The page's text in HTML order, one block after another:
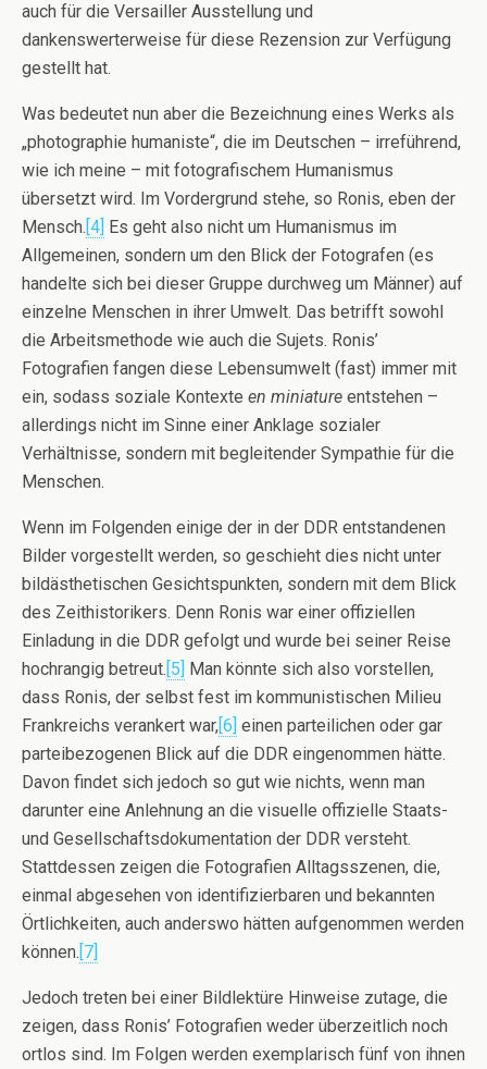
auch für die Versailler Ausstellung und
dankenswerterweise für diese Rezension zur Verfügung
gestellt hat.
Was bedeutet nun aber die Bezeichnung eines Werks als
„photographie humaniste“, die im Deutschen – irreführend,
wie ich meine – mit fotografischem Humanismus
übersetzt wird. Im Vordergrund stehe, so Ronis, eben der
Mensch. [4] Es geht also nicht um Humanismus im
Allgemeinen, sondern um den Blick der Fotografen (es
handelte sich bei dieser Gruppe durchweg um Männer) auf
einzelne Menschen in ihrer Umwelt. Das betrifft sowohl
die Arbeitsmethode wie auch die Sujets. Ronis’
Fotografien fangen diese Lebensumwelt (fast) immer mit
ein, sodass soziale Kontexte en miniature entstehen –
allerdings nicht im Sinne einer Anklage sozialer
Verhältnisse, sondern mit begleitender Sympathie für die
Menschen.
Wenn im Folgenden einige der in der DDR entstandenen
Bilder vorgestellt werden, so geschieht dies nicht unter
bildästhetischen Gesichtspunkten, sondern mit dem Blick
des Zeithistorikers. Denn Ronis war einer offiziellen
Einladung in die DDR gefolgt und wurde bei seiner Reise
hochrangig betreut. [5]
Man könnte sich also vorstellen,
dass Ronis, der selbst fest im kommunistischen Milieu
Frankreichs verankert war, [6] einen parteilichen oder gar
parteibezogenen Blick auf die DDR eingenommen hätte.
Davon findet sich jedoch so gut wie nichts, wenn man
darunter eine Anlehnung an die visuelle offizielle Staats-
und Gesellschaftsdokumentation der DDR versteht.
Stattdessen zeigen die Fotografien Alltagsszenen, die,
einmal abgesehen von identifizierbaren und bekannten
Örtlichkeiten, auch anderswo hätten aufgenommen werden
können. [7]
Jedoch treten bei einer Bildlektüre Hinweise zutage, die
zeigen, dass Ronis’ Fotografien weder überzeitlich noch
ortlos sind. Im Folgen werden exemplarisch fünf von ihnen